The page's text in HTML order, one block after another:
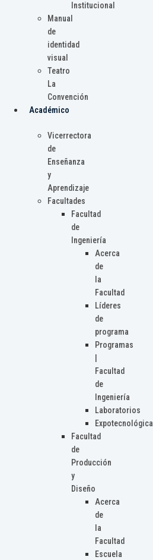
Institucional
Manual
de
identidad
visual
Teatro
La
Convención
Académico
Vicerrectora
de
Enseñanza
y
Aprendizaje
Facultades
Facultad
de
Ingeniería
Acerca
de
la
Facultad
Líderes
de
programa
Programas
Facultad
de
Ingeniería
Laboratorios
Expotecnológica
Facultad
de
Producción
y
Diseño
Acerca
de
la
Facultad
Escuela